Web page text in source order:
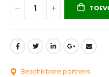
Beschikbare partners